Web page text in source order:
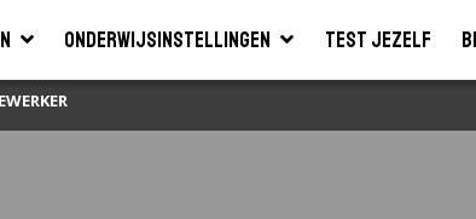
Onderwijsinstellingen Test jezelf